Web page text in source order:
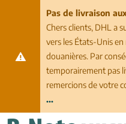
Pas de livraison
Chers clients, DHL a
vers les États-Unis
douanières. Par
temporairement pas
remercions de votre
...